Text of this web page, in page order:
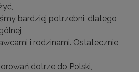
bardziej potrzebni, dlatego
i rodzinami. Ostatecznie
dotrze do Polski,